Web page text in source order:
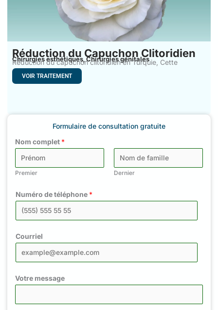
Réduction du Capuchon Clitoridien
Chirurgies esthétiques ,Chirurgies génitales
Réduction du capuchon clitoridien en Turquie, Cette
méthode permet de
VOIR TRAITEMENT
Formulaire de consultation gratuite
Nom complet *
Premier Dernier
Numéro de téléphone *
Courriel
Votre message